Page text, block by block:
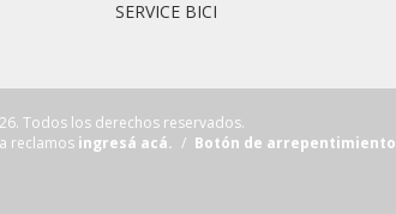
SERVICE BICI
Todos los derechos reservados.
reclamos ingresá acá. / Botón de arrepentimiento